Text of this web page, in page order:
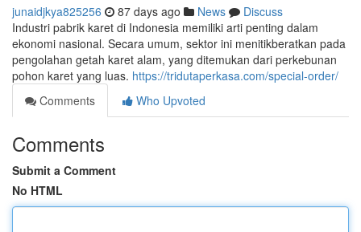
junaidjkya825256 87 days ago News
Discuss
Industri pabrik karet di Indonesia memiliki arti penting dalam
ekonomi nasional. Secara umum, sektor ini menitikberatkan pada
pengolahan getah karet alam, yang ditemukan dari perkebunan
pohon karet yang luas. https://tridutaperkasa.com/special-order/
Comments
Who Upvoted
Comments
Submit a Comment
No HTML